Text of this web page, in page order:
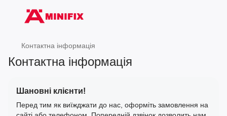
Контактна інформація
Контактна інформація
Шановні клієнти!
Перед тим як виїжджати до нас, оформіть замовлення на